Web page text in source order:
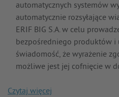
automatycznych systemów
automatycznie rozsyłające
ERIF BIG S.A. w celu
bezpośredniego produktów i
świadomość, że wyrażenie
możliwe jest jej cofnięcie w
Czytaj